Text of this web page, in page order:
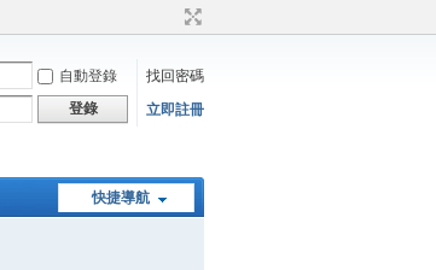
自動登錄
找回密碼
登錄 立即註冊
快捷導航